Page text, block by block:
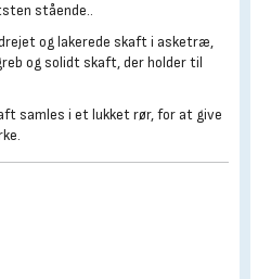
stående..
og lakerede skaft i asketræ,
og solidt skaft, der holder til
samles i et lukket rør, for at give